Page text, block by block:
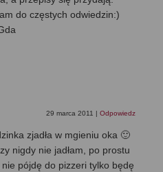
do częstych odwiedzin:)
29 marca 2011 Odpowiedz
zjadła w mgieniu oka 🙂
nigdy nie jadłam, po prostu
pójdę do pizzeri tylko będę